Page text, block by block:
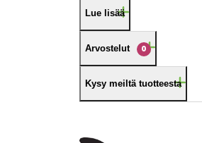
Lue lisää
Arvostelut 0
Kysy meiltä tuotteesta